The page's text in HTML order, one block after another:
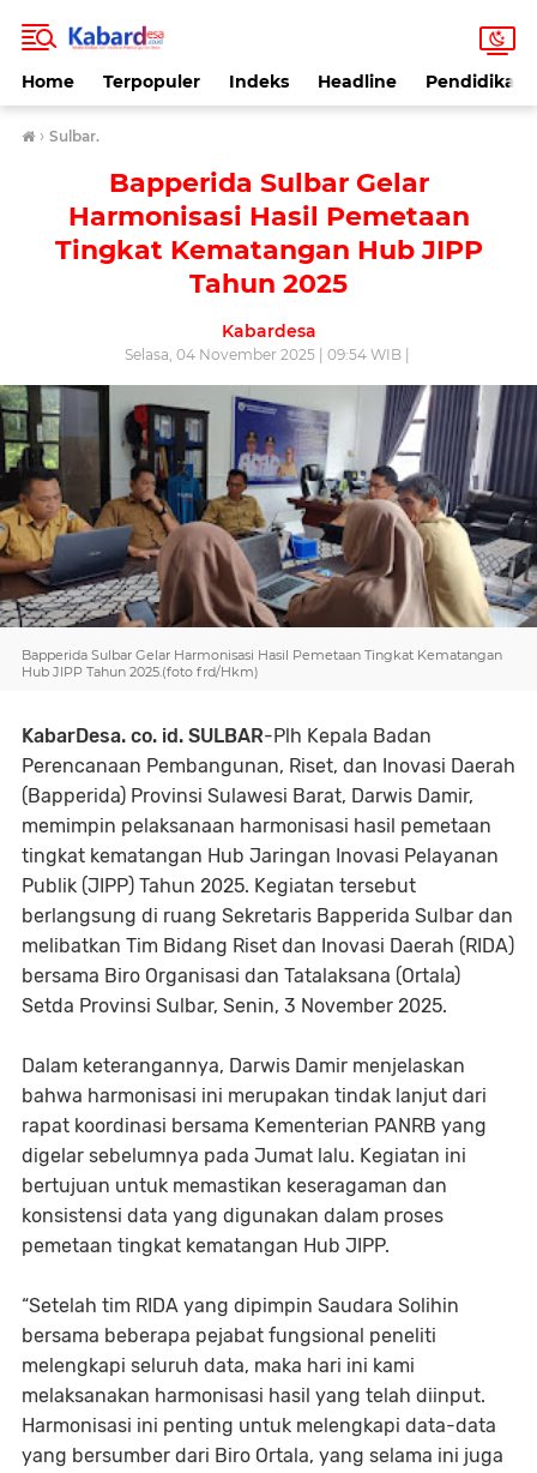
Home Terpopuler Indeks Headline Pendidikan
› Sulbar.
Bapperida Sulbar Gelar
Harmonisasi Hasil Pemetaan
Tingkat Kematangan Hub JIPP
Tahun 2025
Kabardesa
Selasa, 04 November 2025 | 09:54 WIB |
Bapperida Sulbar Gelar Harmonisasi Hasil Pemetaan Tingkat Kematangan
Hub JIPP Tahun 2025.(foto frd/Hkm)
KabarDesa. co. id. SULBAR-Plh Kepala Badan
Perencanaan Pembangunan, Riset, dan Inovasi Daerah
(Bapperida) Provinsi Sulawesi Barat, Darwis Damir,
memimpin pelaksanaan harmonisasi hasil pemetaan
tingkat kematangan Hub Jaringan Inovasi Pelayanan
Publik (JIPP) Tahun 2025. Kegiatan tersebut
berlangsung di ruang Sekretaris Bapperida Sulbar dan
melibatkan Tim Bidang Riset dan Inovasi Daerah (RIDA)
bersama Biro Organisasi dan Tatalaksana (Ortala)
Setda Provinsi Sulbar, Senin, 3 November 2025.
Dalam keterangannya, Darwis Damir menjelaskan
bahwa harmonisasi ini merupakan tindak lanjut dari
rapat koordinasi bersama Kementerian PANRB yang
digelar sebelumnya pada Jumat lalu. Kegiatan ini
bertujuan untuk memastikan keseragaman dan
konsistensi data yang digunakan dalam proses
pemetaan tingkat kematangan Hub JIPP.
“Setelah tim RIDA yang dipimpin Saudara Solihin
bersama beberapa pejabat fungsional peneliti
melengkapi seluruh data, maka hari ini kami
melaksanakan harmonisasi hasil yang telah diinput.
Harmonisasi ini penting untuk melengkapi data-data
yang bersumber dari Biro Ortala, yang selama ini juga